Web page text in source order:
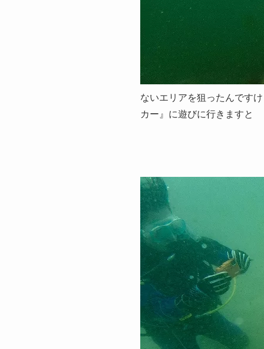
ないエリアを狙ったんです
カー』に遊びに行きますと